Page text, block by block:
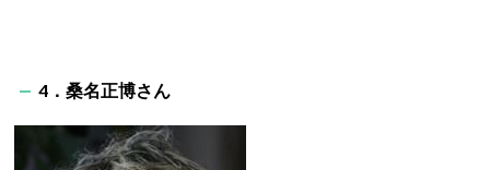
4．桑名正博さん